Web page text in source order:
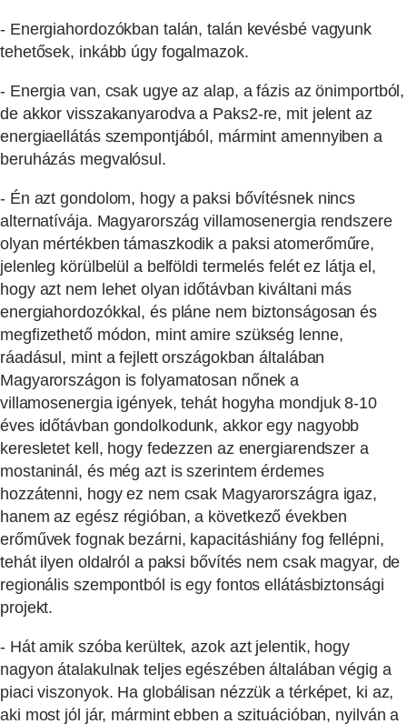
- Energiahordozókban talán, talán kevésbé vagyunk
tehetősek, inkább úgy fogalmazok.
- Energia van, csak ugye az alap, a fázis az önimportból,
de akkor visszakanyarodva a Paks2-re, mit jelent az
energiaellátás szempontjából, mármint amennyiben a
beruházás megvalósul.
- Én azt gondolom, hogy a paksi bővítésnek nincs
alternatívája. Magyarország villamosenergia rendszere
olyan mértékben támaszkodik a paksi atomerőműre,
jelenleg körülbelül a belföldi termelés felét ez látja el,
hogy azt nem lehet olyan időtávban kiváltani más
energiahordozókkal, és pláne nem biztonságosan és
megfizethető módon, mint amire szükség lenne,
ráadásul, mint a fejlett országokban általában
Magyarországon is folyamatosan nőnek a
villamosenergia igények, tehát hogyha mondjuk 8-10
éves időtávban gondolkodunk, akkor egy nagyobb
keresletet kell, hogy fedezzen az energiarendszer a
mostaninál, és még azt is szerintem érdemes
hozzátenni, hogy ez nem csak Magyarországra igaz,
hanem az egész régióban, a következő években
erőművek fognak bezárni, kapacitáshiány fog fellépni,
tehát ilyen oldalról a paksi bővítés nem csak magyar, de
regionális szempontból is egy fontos ellátásbiztonsági
projekt.
- Hát amik szóba kerültek, azok azt jelentik, hogy
nagyon átalakulnak teljes egészében általában végig a
piaci viszonyok. Ha globálisan nézzük a térképet, ki az,
aki most jól jár, mármint ebben a szituációban, nyilván a